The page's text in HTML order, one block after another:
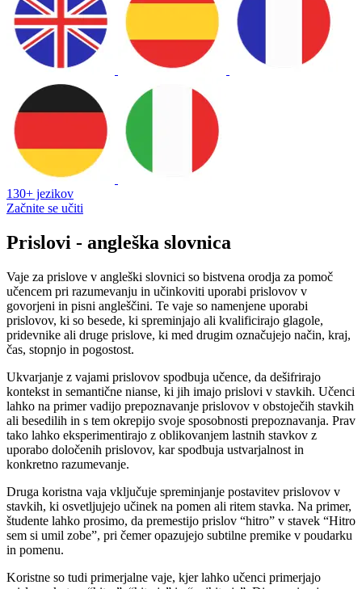
130+ jezikov
Začnite se učiti
Prislovi - angleška slovnica
Vaje za prislove v angleški slovnici so bistvena orodja za pomoč
učencem pri razumevanju in učinkoviti uporabi prislovov v
govorjeni in pisni angleščini. Te vaje so namenjene uporabi
prislovov, ki so besede, ki spreminjajo ali kvalificirajo glagole,
pridevnike ali druge prislove, ki med drugim označujejo način, kraj,
čas, stopnjo in pogostost.
Ukvarjanje z vajami prislovov spodbuja učence, da dešifrirajo
kontekst in semantične nianse, ki jih imajo prislovi v stavkih. Učenci
lahko na primer vadijo prepoznavanje prislovov v obstoječih stavkih
ali besedilih in s tem okrepijo svoje sposobnosti prepoznavanja. Prav
tako lahko eksperimentirajo z oblikovanjem lastnih stavkov z
uporabo določenih prislovov, kar spodbuja ustvarjalnost in
konkretno razumevanje.
Druga koristna vaja vključuje spreminjanje postavitev prislovov v
stavkih, ki osvetljujejo učinek na pomen ali ritem stavka. Na primer,
študente lahko prosimo, da premestijo prislov “hitro” v stavek “Hitro
sem si umil zobe”, pri čemer opazujejo subtilne premike v poudarku
in pomenu.
Koristne so tudi primerjalne vaje, kjer lahko učenci primerjajo